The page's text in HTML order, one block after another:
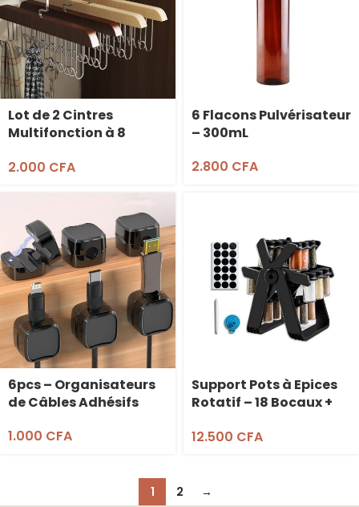
Lot de 2 Cintres
Multifonction à 8
2.000 CFA
6 Flacons Pulvérisateur
– 300mL
2.800 CFA
6pcs – Organisateurs
de Câbles Adhésifs
1.000 CFA
Support Pots à Epices
Rotatif – 18 Bocaux +
12.500 CFA
1 2 →